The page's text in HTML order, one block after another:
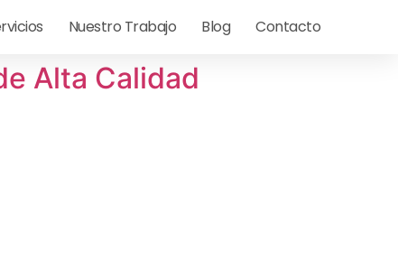
Nuestro Trabajo Blog Contacto
Alta Calidad